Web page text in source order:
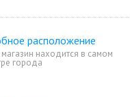
расположение
находится в самом
города